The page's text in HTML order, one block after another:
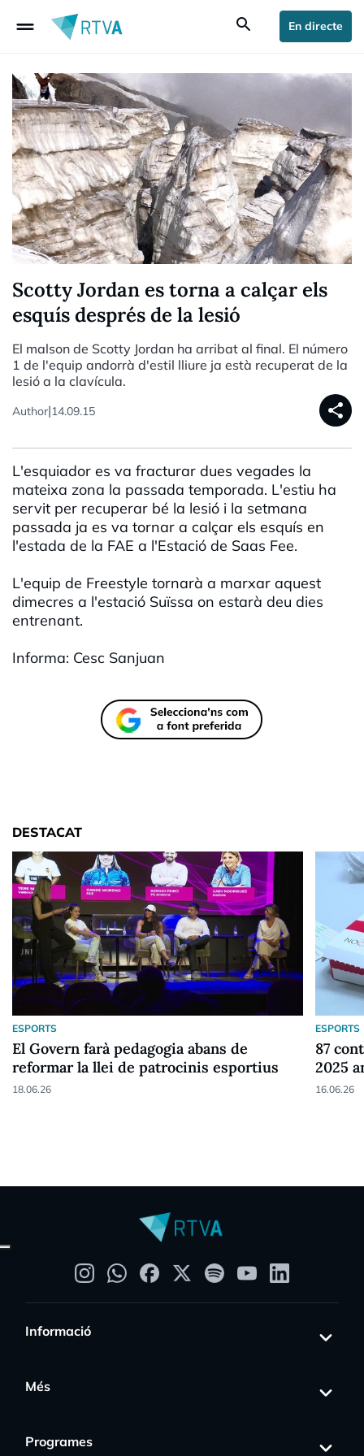
drag_handle search En directe
Scotty Jordan es torna a calçar els
esquís després de la lesió
El malson de Scotty Jordan ha arribat al final. El número
1 de l'equip andorrà d'estil lliure ja està recuperat de la
lesió a la clavícula.
Author|14.09.15 share
L'esquiador es va fracturar dues vegades la
mateixa zona la passada temporada. L'estiu ha
servit per recuperar bé la lesió i la setmana
passada ja es va tornar a calçar els esquís en
l'estada de la FAE a l'Estació de Saas Fee.
L'equip de Freestyle tornarà a marxar aquest
dimecres a l'estació Suïssa on estarà deu dies
entrenant.
Informa: Cesc Sanjuan
DESTACAT
ESPORTS
El Govern farà pedagogia abans de
reformar la llei de patrocinis esportius
18.06.26
ESPORTS
87
2025
16.06.26
Informació
Més
Programes